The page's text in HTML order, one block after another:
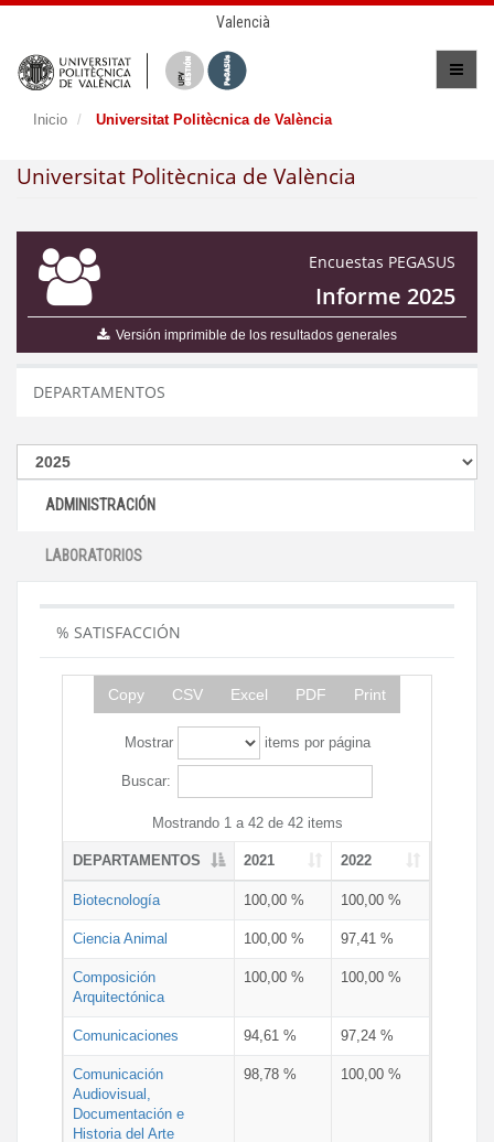
Valencià
Inicio Universitat Politècnica de València
Universitat Politècnica de València
Encuestas PEGASUS
Informe 2025
Versión imprimible de los resultados generales
DEPARTAMENTOS
ADMINISTRACIÓN
LABORATORIOS
% SATISFACCIÓN
Copy CSV Excel PDF Print
Mostrar items por página
Buscar:
Mostrando 1 a 42 de 42 items
DEPARTAMENTOS 2021 2022
Biotecnología 100,00 % 100,00 %
Ciencia Animal 100,00 % 97,41 %
Composición
Arquitectónica
100,00 % 100,00 %
Comunicaciones 94,61 % 97,24 %
Comunicación
Audiovisual,
Documentación e
Historia del Arte
98,78 % 100,00 %